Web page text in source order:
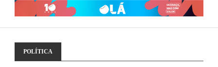
POLÍTICA